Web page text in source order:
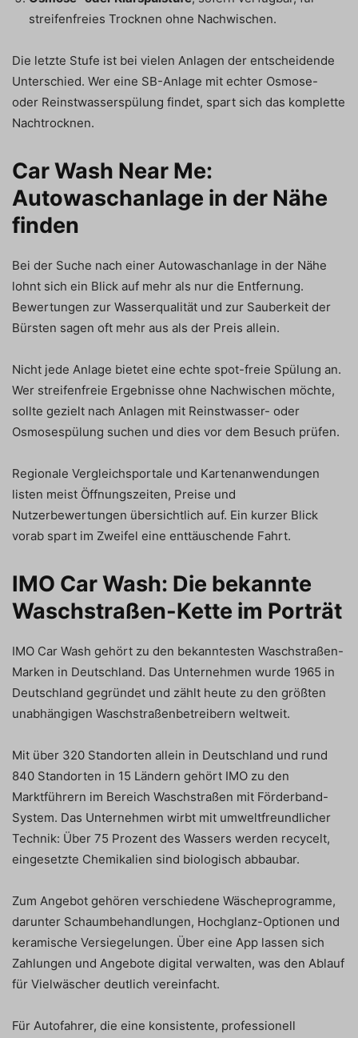
streifenfreies Trocknen ohne Nachwischen.
Die letzte Stufe ist bei vielen Anlagen der entscheidende
Unterschied. Wer eine SB-Anlage mit echter Osmose-
oder Reinstwasserspülung findet, spart sich das komplette
Nachtrocknen.
Car Wash Near Me:
Autowaschanlage in der Nähe
finden
Bei der Suche nach einer Autowaschanlage in der Nähe
lohnt sich ein Blick auf mehr als nur die Entfernung.
Bewertungen zur Wasserqualität und zur Sauberkeit der
Bürsten sagen oft mehr aus als der Preis allein.
Nicht jede Anlage bietet eine echte spot-freie Spülung an.
Wer streifenfreie Ergebnisse ohne Nachwischen möchte,
sollte gezielt nach Anlagen mit Reinstwasser- oder
Osmosespülung suchen und dies vor dem Besuch prüfen.
Regionale Vergleichsportale und Kartenanwendungen
listen meist Öffnungszeiten, Preise und
Nutzerbewertungen übersichtlich auf. Ein kurzer Blick
vorab spart im Zweifel eine enttäuschende Fahrt.
IMO Car Wash: Die bekannte
Waschstraßen-Kette im Porträt
IMO Car Wash gehört zu den bekanntesten Waschstraßen-
Marken in Deutschland. Das Unternehmen wurde 1965 in
Deutschland gegründet und zählt heute zu den größten
unabhängigen Waschstraßenbetreibern weltweit.
Mit über 320 Standorten allein in Deutschland und rund
840 Standorten in 15 Ländern gehört IMO zu den
Marktführern im Bereich Waschstraßen mit Förderband-
System. Das Unternehmen wirbt mit umweltfreundlicher
Technik: Über 75 Prozent des Wassers werden recycelt,
eingesetzte Chemikalien sind biologisch abbaubar.
Zum Angebot gehören verschiedene Wäscheprogramme,
darunter Schaumbehandlungen, Hochglanz-Optionen und
keramische Versiegelungen. Über eine App lassen sich
Zahlungen und Angebote digital verwalten, was den Ablauf
für Vielwäscher deutlich vereinfacht.
Für Autofahrer, die eine konsistente, professionell